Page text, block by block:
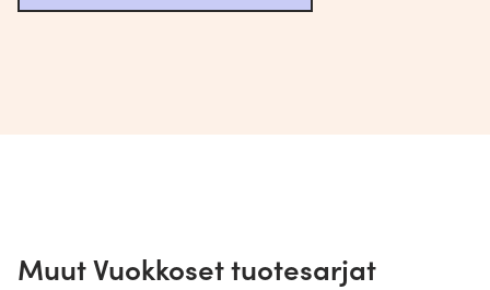
Muut Vuokkoset tuotesarjat